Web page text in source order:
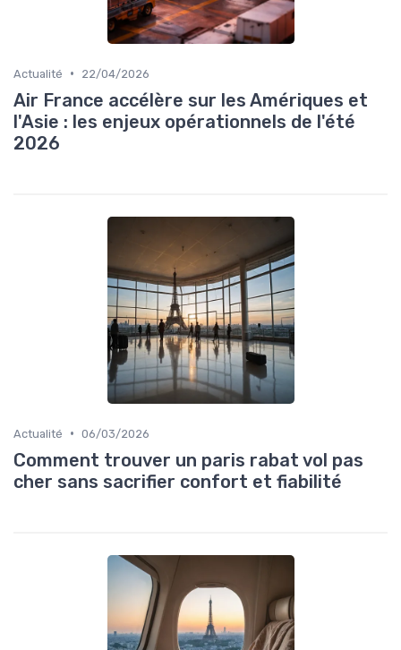
Actualité • 22/04/2026
Air France accélère sur les Amériques et
l'Asie : les enjeux opérationnels de l'été
2026
Actualité • 06/03/2026
Comment trouver un paris rabat vol pas
cher sans sacrifier confort et fiabilité